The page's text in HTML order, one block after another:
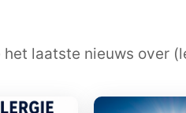
laatste nieuws over